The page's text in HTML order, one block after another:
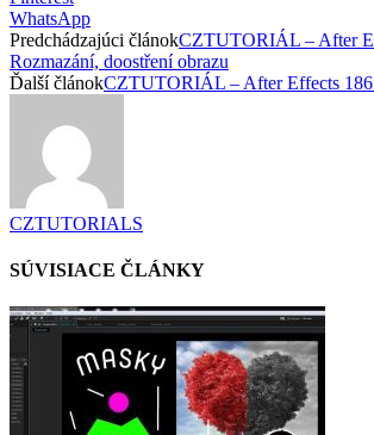
WhatsApp
Predchádzajúci článokCZTUTORIÁL – After
Rozmazání, doostření obrazu
Ďalší článokCZTUTORIÁL – After Effects 186
CZTUTORIALS
SÚVISIACE ČLÁNKY